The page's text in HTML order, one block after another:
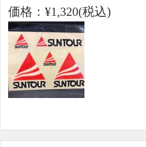
価格：¥1,320(税込)